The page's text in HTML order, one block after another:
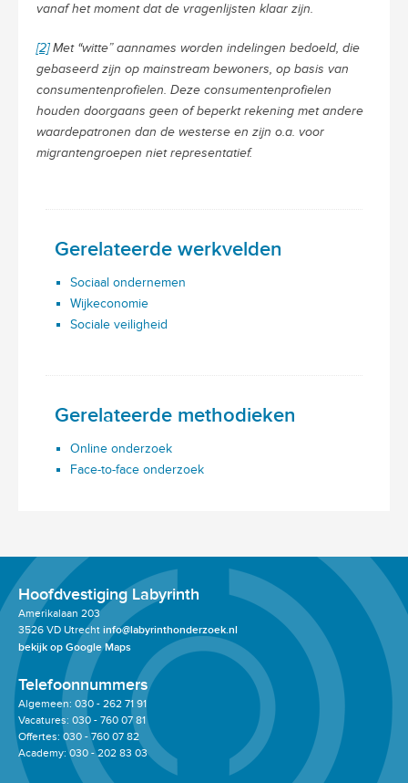
vanaf het moment dat de vragenlijsten klaar zijn.
[2]Met “witte” aannames worden indelingen bedoeld, die
gebaseerd zijn op mainstream bewoners, op basis van
consumentenprofielen. Deze consumentenprofielen
houden doorgaans geen of beperkt rekening met andere
waardepatronen dan de westerse en zijn o.a. voor
migrantengroepen niet representatief.
Gerelateerde werkvelden
Sociaal ondernemen
Wijkeconomie
Sociale veiligheid
Gerelateerde methodieken
Online onderzoek
Face-to-face onderzoek
Hoofdvestiging Labyrinth
Amerikalaan 203
3526 VD Utrecht info@labyrinthonderzoek.nl
bekijk op Google Maps
Telefoonnummers
Algemeen: 030 - 262 71 91
Vacatures: 030 - 760 07 81
Offertes: 030 - 760 07 82
Academy: 030 - 202 83 03